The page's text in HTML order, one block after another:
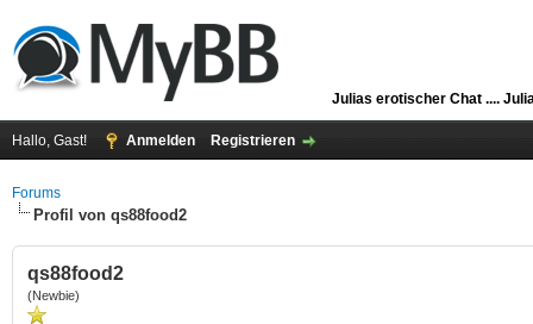
Julias erotischer Chat ....
Hallo, Gast! Anmelden Registrieren
Forums
Profil von qs88food2
qs88food2
(Newbie)